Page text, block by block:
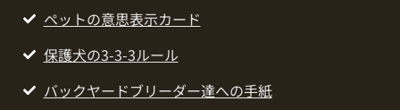
ペットの意思表示カード
保護犬の3-3-3ルール
バックヤードブリーダー達への手紙